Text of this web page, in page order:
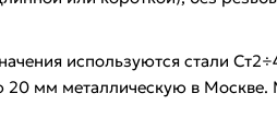
используются стали
мм металлическую в